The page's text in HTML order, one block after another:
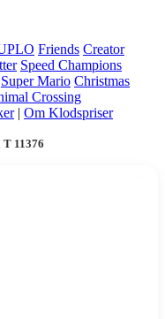
Friends Creator
Speed Champions
Super Mario Christmas
Crossing
| Om Klodspriser
11376